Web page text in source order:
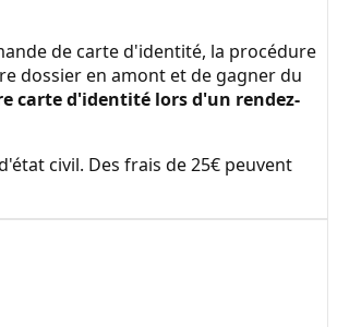
de carte d'identité, la procédure
dossier en amont et de gagner du
carte d'identité lors d'un rendez-
civil. Des frais de 25€ peuvent